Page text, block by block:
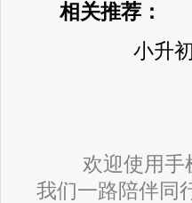
相关推荐：
小升
欢迎使用手
我们一路陪伴同